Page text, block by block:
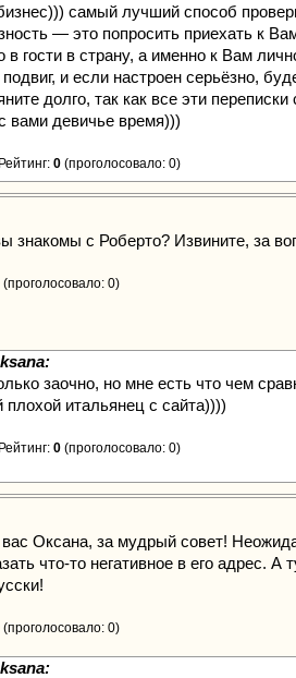
самый лучший способ
— это попросить приехать к
в гости в страну, а именно к Вам
и если настроен серьёзно,
долго, так как все эти
вами девичье время)))
Рейтинг: 0 (проголосовало: 0)
знакомы с Роберто? Извините, за
(проголосовало: 0)
заочно, но мне есть что чем
итальянец с сайта))))
Рейтинг: 0 (проголосовало: 0)
Оксана, за мудрый совет!
что-то негативное в его адрес. А
(проголосовало: 0)